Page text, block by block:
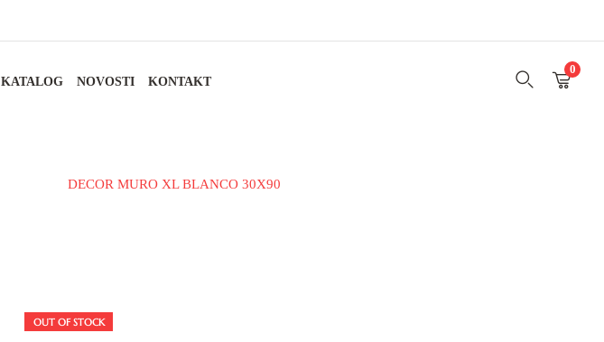
KATALOG NOVOSTI KONTAKT
0
DECOR MURO XL BLANCO 30X90
OUT OF STOCK